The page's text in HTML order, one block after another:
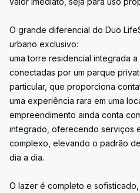
O grande diferencial do Duo
urbano exclusivo:
uma torre residencial integrada a
conectadas por um parque
particular, que proporciona
uma experiência rara em uma
empreendimento ainda conta
integrado, oferecendo serviços
complexo, elevando o padrão
dia a dia.
O lazer é completo e